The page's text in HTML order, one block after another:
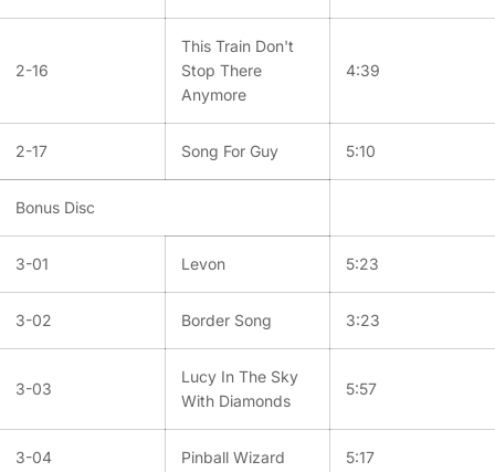
2-16
This Train Don't
Stop There
Anymore
4:39
2-17 Song For Guy 5:10
Bonus Disc
3-01 Levon 5:23
3-02 Border Song 3:23
3-03
Lucy In The Sky
With Diamonds
5:57
3-04 Pinball Wizard 5:17